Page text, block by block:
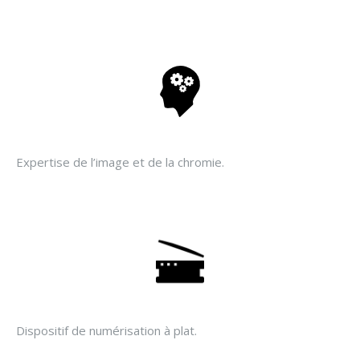
Expertise de l’image et de la chromie.
Dispositif de numérisation à plat.